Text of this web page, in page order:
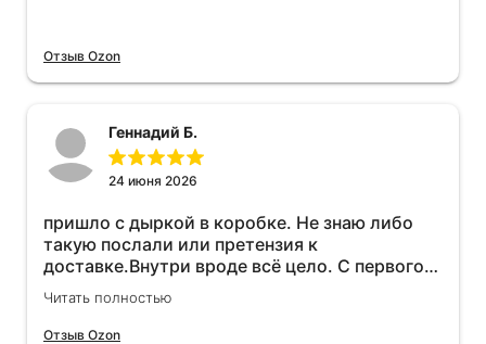
Отзыв Ozon
Геннадий Б.
24 июня 2026
пришло с дыркой в коробке. Не знаю либо
такую послали или претензия к
доставке.Внутри вроде всё цело. С первого
раза установить не получается не знаю
может интернет дурит. Четыре звёзды за
упаковку с дыркой.Как опробую дополню
Читать полностью
Отзыв Ozon